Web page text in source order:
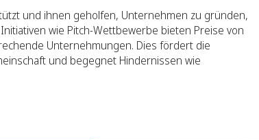
und ihnen geholfen, Unternehmen zu gründen,
wie Pitch-Wettbewerbe bieten Preise von
Unternehmungen. Dies fördert die
und begegnet Hindernissen wie